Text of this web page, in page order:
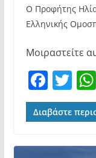
Ο Προφήτης
Ελληνικής
Μοιραστείτε
F
a
c
T
w
itt
Διαβάστε